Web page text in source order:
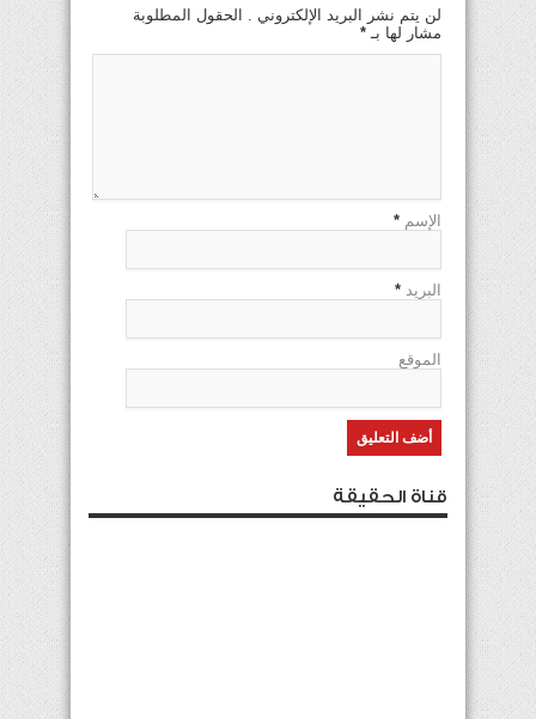
لن يتم نشر البريد الإلكتروني . الحقول المطلوبة
مشار لها بـ *
الإسم *
البريد *
الموقع
قناة الحقيقة